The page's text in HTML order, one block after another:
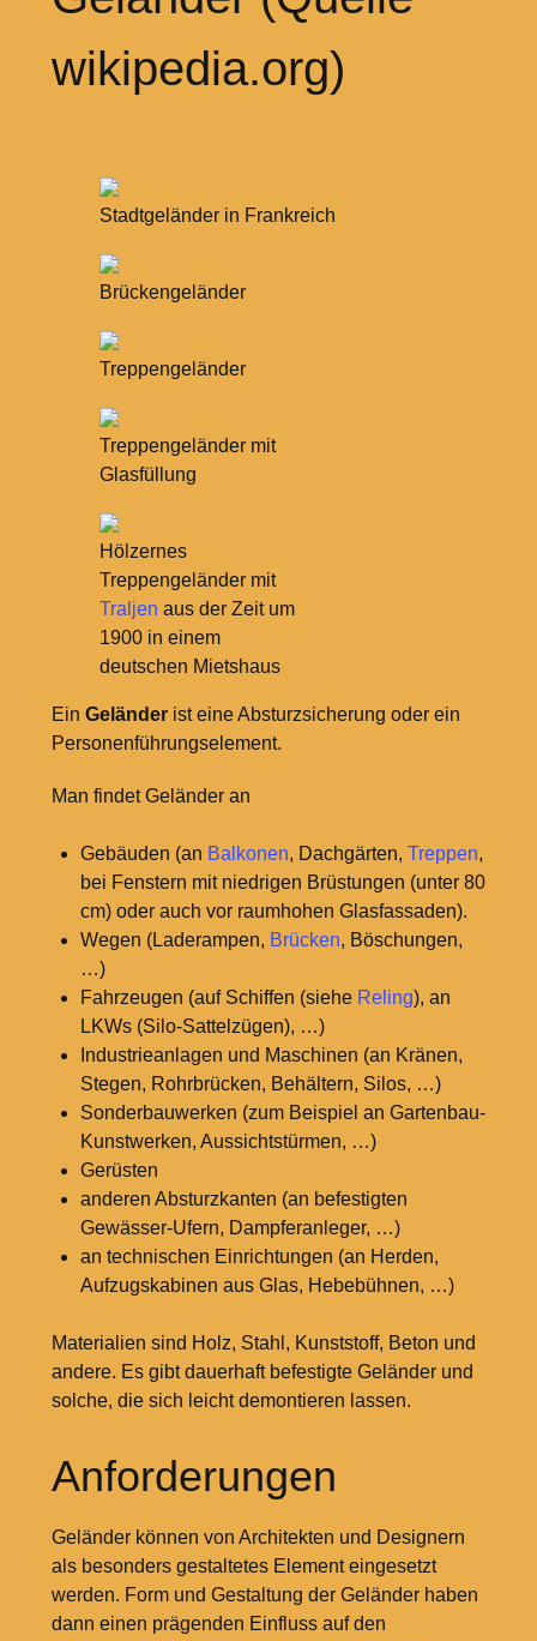
wikipedia.org)
Stadtgeländer in Frankreich
Brückengeländer
Treppengeländer
Treppengeländer mit
Glasfüllung
Hölzernes
Treppengeländer mit
Traljen aus der Zeit um
1900 in einem
deutschen Mietshaus
Ein Geländerist eine Absturzsicherung oder ein
Personenführungselement.
Man findet Geländer an
Gebäuden (an Balkonen, Dachgärten, Treppen,
bei Fenstern mit niedrigen Brüstungen (unter 80
cm) oder auch vor raumhohen Glasfassaden).
Wegen (Laderampen, Brücken, Böschungen,
…)
Fahrzeugen (auf Schiffen (siehe Reling), an
LKWs (Silo-Sattelzügen), …)
Industrieanlagen und Maschinen (an Kränen,
Stegen, Rohrbrücken, Behältern, Silos, …)
Sonderbauwerken (zum Beispiel an Gartenbau-
Kunstwerken, Aussichtstürmen, …)
Gerüsten
anderen Absturzkanten (an befestigten
Gewässer-Ufern, Dampferanleger, …)
an technischen Einrichtungen (an Herden,
Aufzugskabinen aus Glas, Hebebühnen, …)
Materialien sind Holz, Stahl, Kunststoff, Beton und
andere. Es gibt dauerhaft befestigte Geländer und
solche, die sich leicht demontieren lassen.
Anforderungen
Geländer können von Architekten und Designern
als besonders gestaltetes Element eingesetzt
werden. Form und Gestaltung der Geländer haben
dann einen prägenden Einfluss auf den